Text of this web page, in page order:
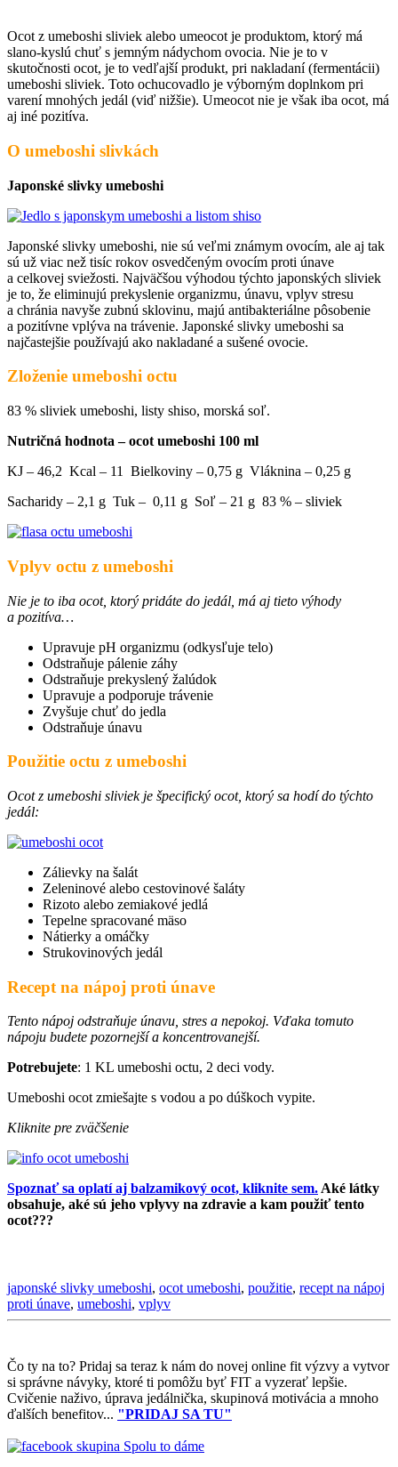
Ocot z umeboshi sliviek alebo umeocot je produktom, ktorý má
slano-kyslú chuť s jemným nádychom ovocia. Nie je to v
skutočnosti ocot, je to vedľajší produkt, pri nakladaní (fermentácii)
umeboshi sliviek. Toto ochucovadlo je výborným doplnkom pri
varení mnohých jedál (viď nižšie). Umeocot nie je však iba ocot, má
aj iné pozitíva.
O umeboshi slivkách
Japonské slivky umeboshi
Japonské slivky umeboshi, nie sú veľmi známym ovocím, ale aj tak
sú už viac než tisíc rokov osvedčeným ovocím proti únave
a celkovej sviežosti. Najväčšou výhodou týchto japonských sliviek
je to, že eliminujú prekyslenie organizmu, únavu, vplyv stresu
a chránia navyše zubnú sklovinu, majú antibakteriálne pôsobenie
a pozitívne vplýva na trávenie. Japonské slivky umeboshi sa
najčastejšie používajú ako nakladané a sušené ovocie.
Zloženie umeboshi octu
83 % sliviek umeboshi, listy shiso, morská soľ.
Nutričná hodnota – ocot umeboshi 100 ml
KJ – 46,2 Kcal – 11 Bielkoviny – 0,75 g Vláknina – 0,25 g
Sacharidy – 2,1 g Tuk – 0,11 g Soľ – 21 g 83 % – sliviek
Vplyv octu z umeboshi
Nie je to iba ocot, ktorý pridáte do jedál, má aj tieto výhody
a pozitíva…
Upravuje pH organizmu (odkysľuje telo)
Odstraňuje pálenie záhy
Odstraňuje prekyslený žalúdok
Upravuje a podporuje trávenie
Zvyšuje chuť do jedla
Odstraňuje únavu
Použitie octu z umeboshi
Ocot z umeboshi sliviek je špecifický ocot, ktorý sa hodí do týchto
jedál:
Zálievky na šalát
Zeleninové alebo cestovinové šaláty
Rizoto alebo zemiakové jedlá
Tepelne spracované mäso
Nátierky a omáčky
Strukovinových jedál
Recept na nápoj proti únave
Tento nápoj odstraňuje únavu, stres a nepokoj. Vďaka tomuto
nápoju budete pozornejší a koncentrovanejší.
Potrebujete: 1 KL umeboshi octu, 2 deci vody.
Umeboshi ocot zmiešajte s vodou a po dúškoch vypite.
Kliknite pre zväčšenie
Spoznať sa oplatí aj balzamikový ocot, kliknite sem.Aké látky
obsahuje, aké sú jeho vplyvy na zdravie a kam použiť tento
ocot???
japonské slivky umeboshi, ocot umeboshi, použitie, recept na nápoj
proti únave, umeboshi, vplyv
Čo ty na to? Pridaj sa teraz k nám do novej online fit výzvy a vytvor
si správne návyky, ktoré ti pomôžu byť FIT a vyzerať lepšie.
Cvičenie naživo, úprava jedálnička, skupinová motivácia a mnoho
ďalších benefitov... "PRIDAJ SA TU"